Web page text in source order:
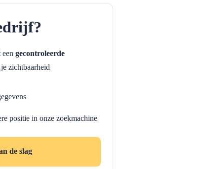
gecontroleerde
zichtbaarheid
positie in onze zoekmachine
de slag